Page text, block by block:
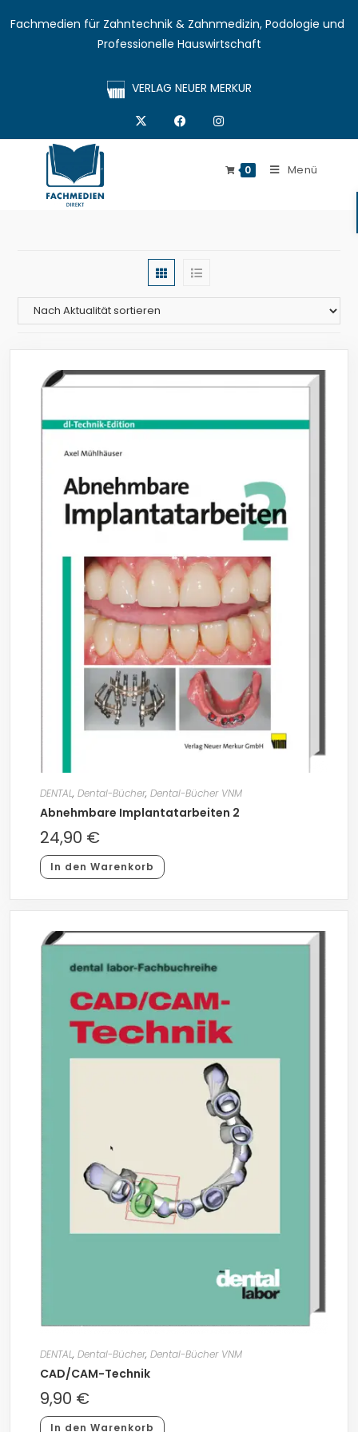
Fachmedien für Zahntechnik & Zahnmedizin, Podologie und
Professionelle Hauswirtschaft
VERLAG NEUER MERKUR
0 Menü
DENTAL, Dental-Bücher, Dental-Bücher VNM
Abnehmbare Implantatarbeiten 2
24,90 €
In den Warenkorb
DENTAL, Dental-Bücher, Dental-Bücher VNM
CAD/CAM-Technik
9,90 €
In den Warenkorb